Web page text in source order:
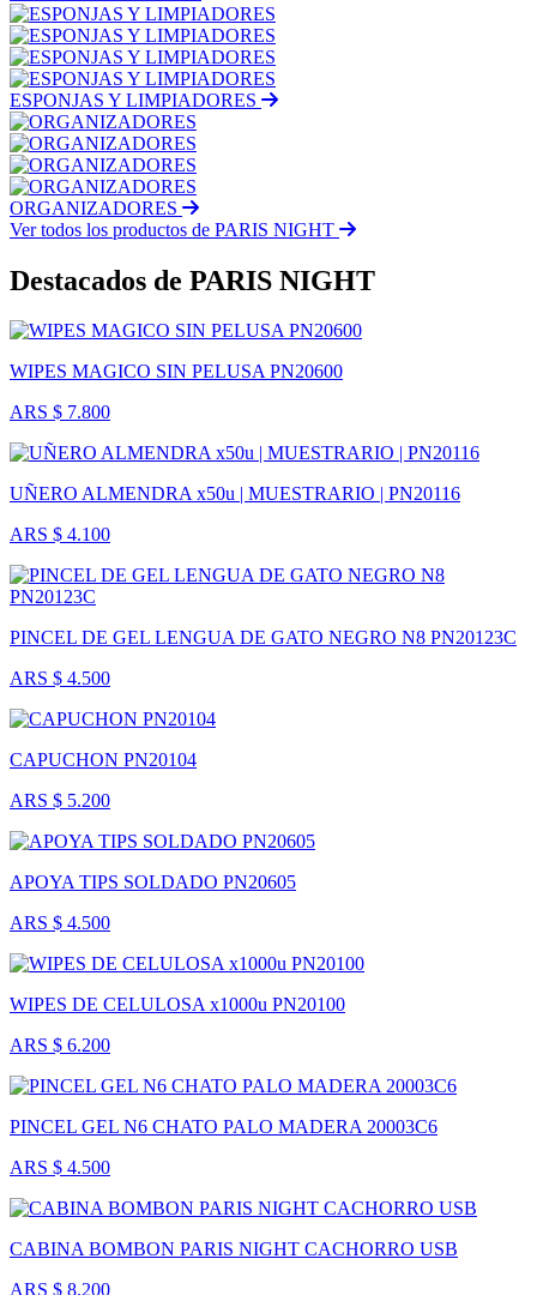
ESPONJAS Y LIMPIADORES
ORGANIZADORES
Ver todos los productos de PARIS NIGHT
Destacados de PARIS NIGHT
WIPES MAGICO SIN PELUSA PN20600
ARS $ 7.800
UÑERO ALMENDRA x50u | MUESTRARIO | PN20116
ARS $ 4.100
PINCEL DE GEL LENGUA DE GATO NEGRO N8 PN20123C
ARS $ 4.500
CAPUCHON PN20104
ARS $ 5.200
APOYA TIPS SOLDADO PN20605
ARS $ 4.500
WIPES DE CELULOSA x1000u PN20100
ARS $ 6.200
PINCEL GEL N6 CHATO PALO MADERA 20003C6
ARS $ 4.500
CABINA BOMBON PARIS NIGHT CACHORRO USB
ARS $ 8.200